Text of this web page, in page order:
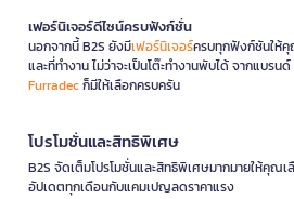
เฟอร์นิเจอร์ดีไซน์ครบฟังก์ชั่น
นอกจากนี้ B2S ยังมีเฟอร์นิเจอร์ครบทุกฟังก์ชันให้
และที่ทำงาน ไม่ว่าจะเป็นโต๊ะทำงานพับได้ จากแบรนด์
Furradecก็มีให้เลือกครบครัน
โปรโมชั่นและสิทธิพิเศษ
B2S จัดเต็มโปรโมชั่นและสิทธิพิเศษมากมายให้คุณ
อัปเดตทุกเดือนกับแคมเปญลดราคาแรง